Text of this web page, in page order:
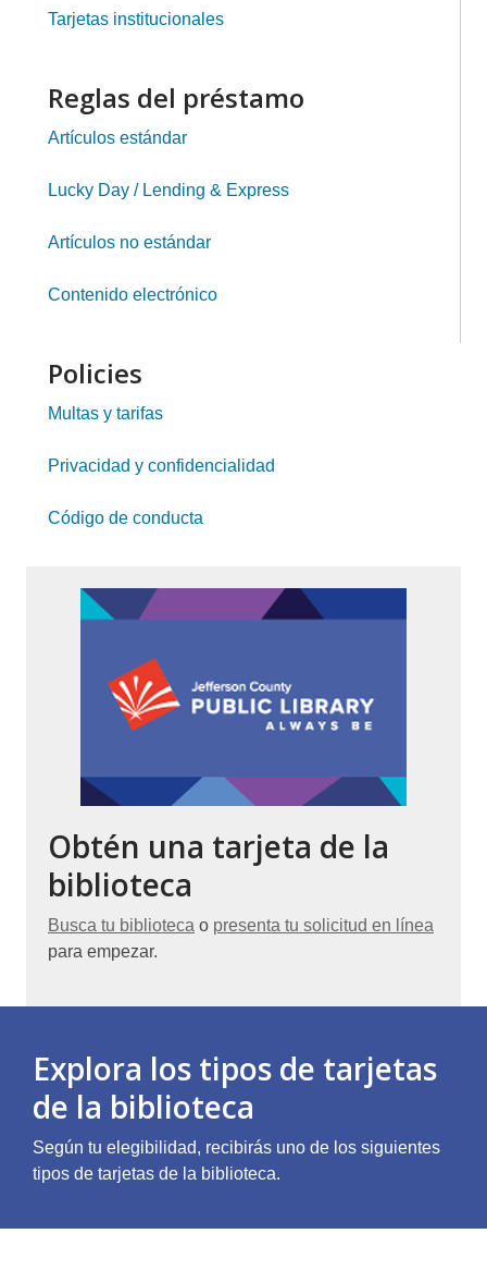
Tarjetas institucionales
Reglas del préstamo
Artículos estándar
Lucky Day / Lending & Express
Artículos no estándar
Contenido electrónico
Policies
Multas y tarifas
Privacidad y confidencialidad
Código de conducta
Obtén una tarjeta de la
biblioteca
Busca tu biblioteca o presenta tu solicitud en línea
para empezar.
Explora los tipos de tarjetas
de la biblioteca
Según tu elegibilidad, recibirás uno de los siguientes
tipos de tarjetas de la biblioteca.